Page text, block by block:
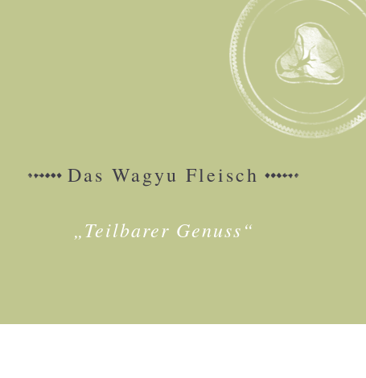
Das Wagyu Fleisch
„Teilbarer Genuss“